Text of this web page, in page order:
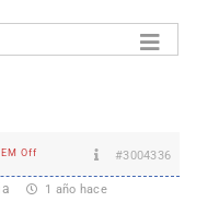
EM Off #3004336
1 año hace